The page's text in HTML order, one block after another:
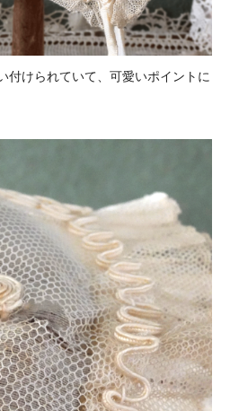
付けられていて、可愛いポイントに